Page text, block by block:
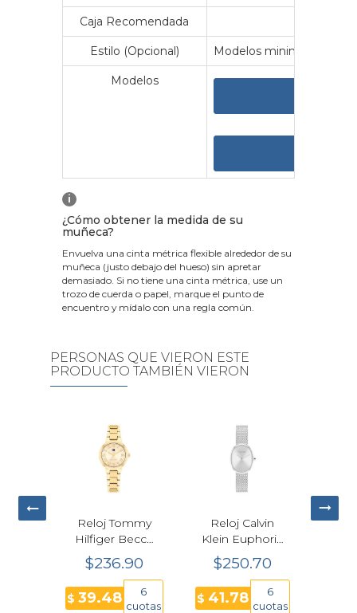
Caja Recomendada
Estilo (Opcional) Modelos minimalistas y
Modelos
i
¿Cómo obtener la medida de su
muñeca?
Envuelva una cinta métrica flexible alrededor de su
muñeca (justo debajo del hueso) sin apretar
demasiado. Si no tiene una cinta métrica, use un
trozo de cuerda o papel, marque el punto de
encuentro y mídalo con una regla común.
PERSONAS QUE VIERON ESTE
PRODUCTO TAMBIÉN VIERON
Reloj Calvin
Klein Euphoria
Plateado Mujer
23mm 25100173
6
cuotas
Citizen Fio Eco-
Drive Mujer
EG7123-01A Oro
$
12
cuotas
Reloj Tommy
Hilfiger Becca
Oro Rosa Mujer
$